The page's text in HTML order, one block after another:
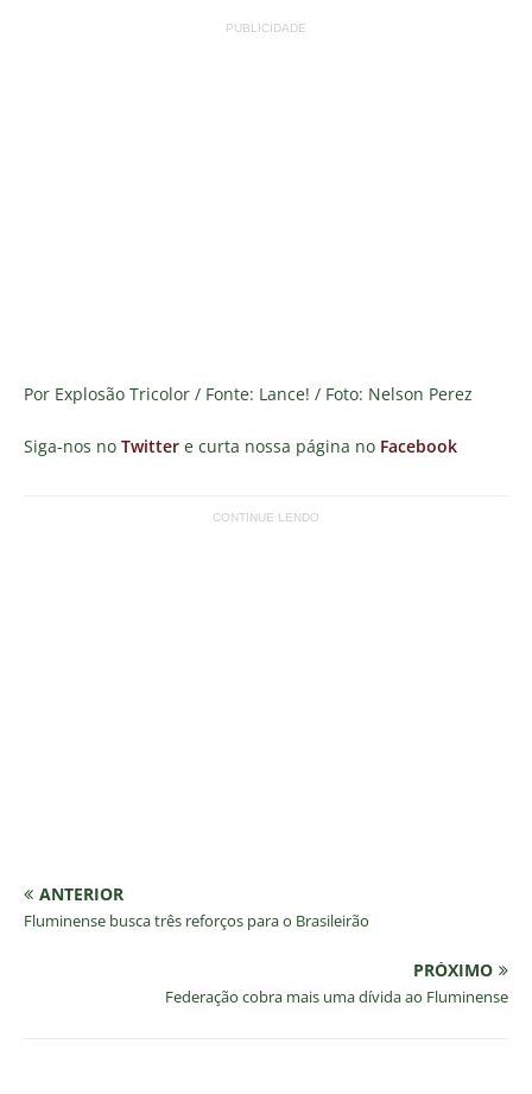
PUBLICIDADE
Por Explosão Tricolor / Fonte: Lance! / Foto: Nelson Perez
Siga-nos no Twitter e curta nossa página no Facebook
CONTINUE LENDO
ANTERIOR
Fluminense busca três reforços para o Brasileirão
PRÓXIMO
Federação cobra mais uma dívida ao Fluminense